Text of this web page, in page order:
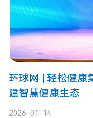
环球网 | 轻松健康
建智慧健康生态
2026-01-14